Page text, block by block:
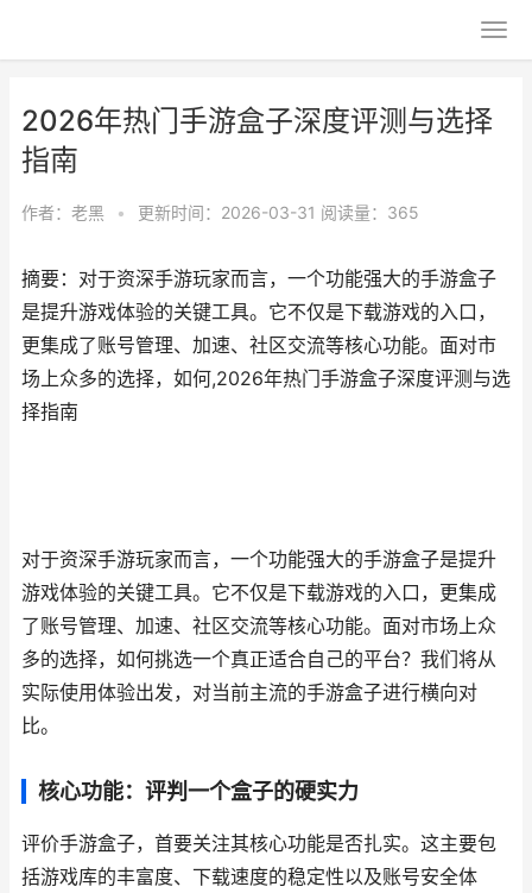
2026年热门手游盒子深度评测与选择
指南
作者： 老黑 • 更新时间：2026-03-31 阅读量：365
摘要：对于资深手游玩家而言，一个功能强大的手游盒子
是提升游戏体验的关键工具。它不仅是下载游戏的入口，
更集成了账号管理、加速、社区交流等核心功能。面对市
场上众多的选择，如何,2026年热门手游盒子深度评测与选
择指南
对于资深手游玩家而言，一个功能强大的手游盒子是提升
游戏体验的关键工具。它不仅是下载游戏的入口，更集成
了账号管理、加速、社区交流等核心功能。面对市场上众
多的选择，如何挑选一个真正适合自己的平台？我们将从
实际使用体验出发，对当前主流的手游盒子进行横向对
比。
核心功能：评判一个盒子的硬实力
评价手游盒子，首要关注其核心功能是否扎实。这主要包
括游戏库的丰富度、下载速度的稳定性以及账号安全体